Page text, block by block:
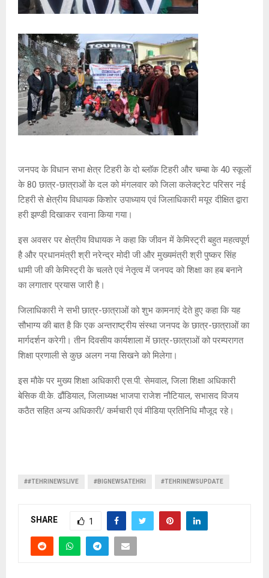
जनपद के विधान सभा क्षेत्र टिहरी के दो ब्लाॅक टिहरी और चम्बा के 40 स्कूलों
के 80 छात्र-छात्राओं के दल को मंगलवार को जिला कलेक्ट्रेट परिसर नई
टिहरी से क्षेत्रीय विधायक किशोर उपाध्याय एवं जिलाधिकारी मयूर दीक्षित द्वारा
हरी झण्डी दिखाकर रवाना किया गया।
इस अवसर पर क्षेत्रीय विधायक ने कहा कि जीवन में केमिस्ट्री बहुत महत्वपूर्ण
है और प्रधानमंत्री श्री नरेन्द्र मोदी जी और मुख्यमंत्री श्री पुष्कर सिंह
धामी जी की केमिस्ट्री के चलते एवं नेतृत्व में जनपद को शिक्षा का हब बनाने
का लगातार प्रयास जारी है।
जिलाधिकारी ने सभी छात्र-छात्राओं को शुभ कामनाएं देते हुए कहा कि यह
सौभाग्य की बात है कि एक अन्तराष्ट्रीय संस्था जनपद के छात्र-छात्राओं का
मार्गदर्शन करेगी। तीन दिवसीय कार्यशाला में छात्र-छात्राओं को परम्परागत
शिक्षा प्रणाली से कुछ अलग नया सिखने को मिलेगा।
इस मौके पर मुख्य शिक्षा अधिकारी एस.पी. सेमवाल, जिला शिक्षा अधिकारी
बेसिक वी.के. ढौंडियाल, जिलाध्यक्ष भाजपा राजेश नौटियाल, सभासद विजय
कठैत सहित अन्य अधिकारी/ कर्मचारी एवं मीडिया प्रतिनिधि मौजूद रहे।
##TEHRINEWSLIVE #BIGNEWSATEHRI #TEHRINEWSUPDATE
SHARE 1